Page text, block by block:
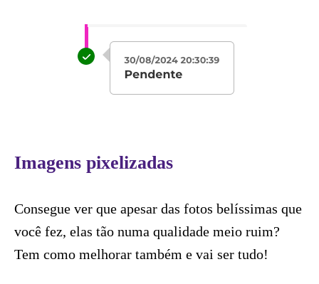
Imagens pixelizadas
Consegue ver que apesar das fotos belíssimas que
você fez, elas tão numa qualidade meio ruim?
Tem como melhorar também e vai ser tudo!